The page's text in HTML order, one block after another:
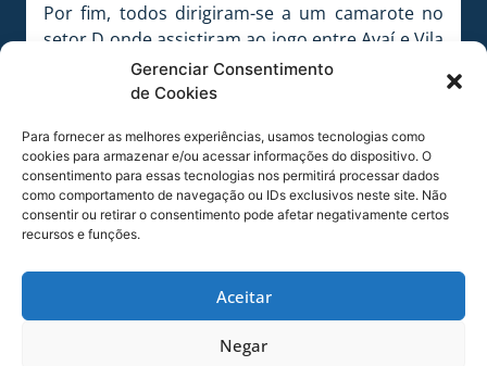
Gerenciar Consentimento
de Cookies
Para fornecer as melhores experiências, usamos tecnologias como
cookies para armazenar e/ou acessar informações do dispositivo. O
consentimento para essas tecnologias nos permitirá processar dados
como comportamento de navegação ou IDs exclusivos neste site. Não
consentir ou retirar o consentimento pode afetar negativamente certos
recursos e funções.
Aceitar
Negar
Por fim, todos dirigiram-se a um camarote no
setor D onde assistiram ao jogo entre Avaí e Vila
Nova-GO, valido pela 13ª rodada do
Campeonato Brasileiro da Série B.
Battistotti, presidente do Avaí (E) e Spyros, vice do
Conselho (D) com a comitiva na sala da Diretoria
FOTO Sandro Zunino / AVAÍ F.C.